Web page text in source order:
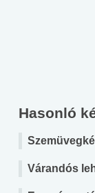
Hasonló
Várandós